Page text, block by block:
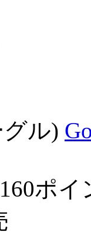
グル)
160ポ